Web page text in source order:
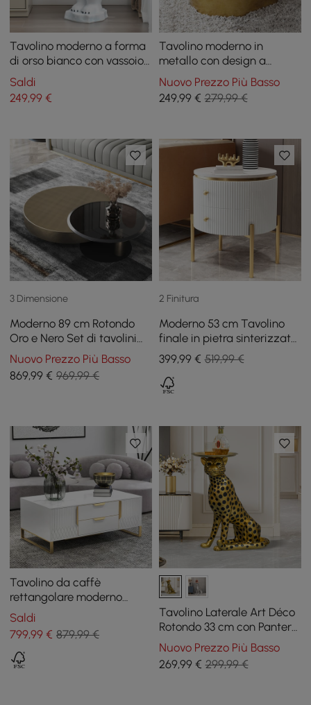
Tavolino moderno a forma
di orso bianco con vassoio
a più livelli in resina dorata
Saldi
249,99 €
Tavolino moderno in
metallo con design a
goccia d'acqua Tavolino in
oro spazzolato, pezzo
unico
Nuovo Prezzo Più Basso
249,99€ 279,99 €
3 Dimensione
Moderno 89 cm Rotondo
Oro e Nero Set di tavolini
da caffè a incastro da 2
pezzi con piano in vetro
temperato
Nuovo Prezzo Più Basso
869,99 € 969,99 €
2 Finitura
Moderno 53 cm Tavolino
finale in pietra sinterizzata
scanalata bianca e oro con
2 cassetti
399,99€ 519,99 €
Tavolino da caffè
rettangolare moderno
bianco Aro con cassetti e
ante in oro
Saldi
799,99 € 879,99 €
Tavolino Laterale Art Déco
Rotondo 33 cm con Pantera
Dorata e Piano a Vassoio
Nuovo Prezzo Più Basso
269,99€ 299,99 €